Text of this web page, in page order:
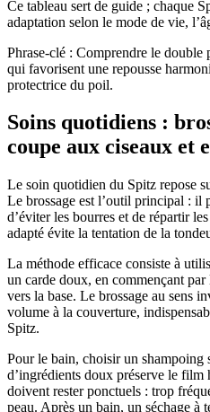
Ce tableau sert de guide ; chaque
adaptation selon le mode de vie,
Phrase-clé : Comprendre le double
qui favorisent une repousse
protectrice du poil.
Soins quotidiens :
coupe aux ciseaux et
Le soin quotidien du Spitz repose
Le brossage est l’outil principal : il
d’éviter les bourres et de répartir
adapté évite la tentation de la
La méthode efficace consiste à
un carde doux, en commençant
vers la base. Le brossage au sens
volume à la couverture,
Spitz.
Pour le bain, choisir un shampoing
d’ingrédients doux préserve le
doivent rester ponctuels : trop
peau. Après un bain, un séchage à